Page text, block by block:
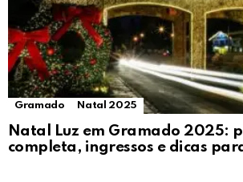
Gramado Natal 2025
Natal Luz em Gramado 2025:
completa, ingressos e dicas